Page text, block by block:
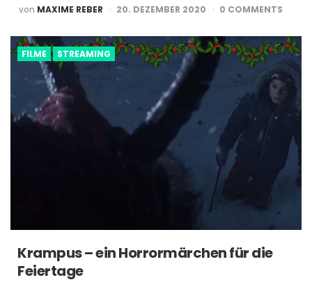
POSTED
BY
von MAXIME REBER 20. DEZEMBER 2020 0 COMMENTS
FILME STREAMING
Krampus – ein Horrormärchen für die
Feiertage